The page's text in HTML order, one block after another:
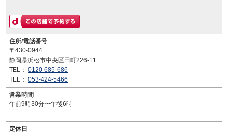
住所/電話番号
〒430-0944
静岡県浜松市中央区田町226-11
TEL： 0120-685-686
TEL： 053-424-5466
営業時間
午前9時30分〜午後6時
定休日